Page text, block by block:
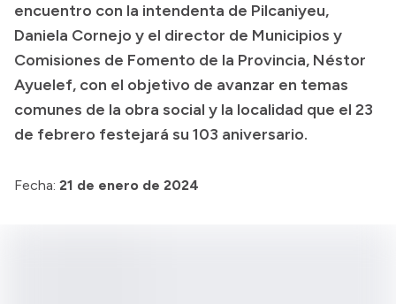
Transparencia
Presupuesto
Boletín Oficial
Compras y licitaciones
Consulta de expedientes
Convocatorias
encuentro con la intendenta de Pilcaniyeu,
Daniela Cornejo y el director de Municipios y
Comisiones de Fomento de la Provincia, Néstor
Ayuelef, con el objetivo de avanzar en temas
comunes de la obra social y la localidad que el 23
de febrero festejará su 103 aniversario.
Fecha: 21 de enero de 2024